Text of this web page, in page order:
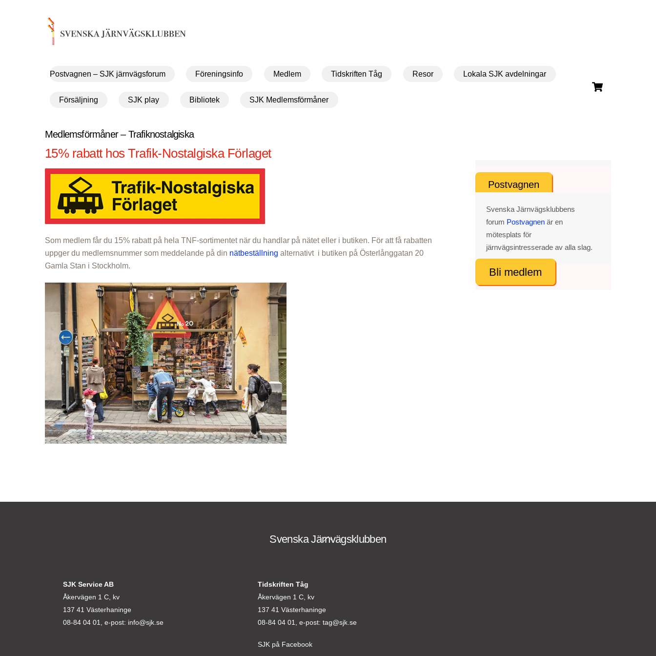
Postvagnen – SJK järnvägsforum Föreningsinfo Medlem Tidskriften Tåg Resor Lokala SJK avdelningar
Försäljning SJK play Bibliotek SJK Medlemsförmåner
Medlemsförmåner – Trafiknostalgiska
15% rabatt hos Trafik-Nostalgiska Förlaget
Som medlem får du 15% rabatt på hela TNF-sortimentet när du handlar på nätet eller i butiken. För att få rabatten
uppger du medlemsnummer som meddelande på din nätbeställning alternativt i butiken på Österlånggatan 20
Gamla Stan i Stockholm.
Postvagnen
Svenska Järnvägsklubbens
forum Postvagnen är en
mötesplats för
järnvägsintresserade av alla slag.
Bli medlem
Back
Svenska Järnvägsklubben
SJK Service AB
Åkervägen 1 C, kv
137 41 Västerhaninge
08-84 04 01, e-post: info@sjk.se
Tidskriften Tåg
Åkervägen 1 C, kv
137 41 Västerhaninge
08-84 04 01, e-post:tag@sjk.se
SJK på Facebook